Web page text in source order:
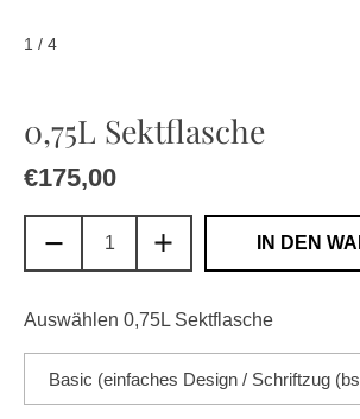
0,75L Sektflasche
Regulärer Preis
€175,00
IN DEN
Auswählen 0,75L Sektflasche
Basic (einfaches Design / Schriftzug
1 / 4